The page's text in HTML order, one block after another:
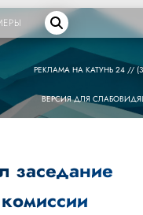
РЕКЛАМА НА КАТУНЬ 24 //
ВЕРСИЯ ДЛЯ
заседание